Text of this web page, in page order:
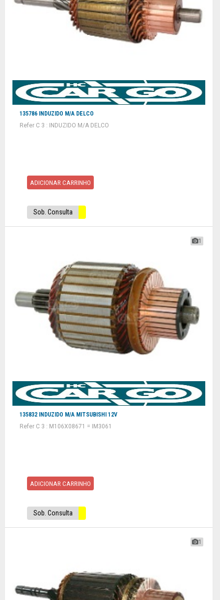
135786 INDUZIDO M/A DELCO
Refer C 3 : INDUZIDO M/A DELCO
ADICIONAR CARRINHO
Sob. Consulta
1
135832 INDUZIDO M/A MITSUBISHI 12V
Refer C 3 : M106X08671 = IM3061
ADICIONAR CARRINHO
Sob. Consulta
1